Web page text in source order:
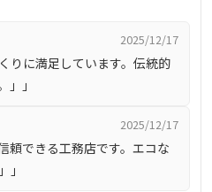
から設計、施工、アフター
行い、地域の気候や環境に適
。
2025/12/17
りに満足しています。伝統的
」
2025/12/17
頼できる工務店です。エコな
」